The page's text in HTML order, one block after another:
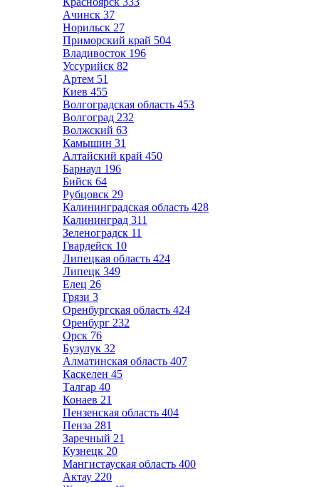
Ачинск 37
Норильск 27
Приморский край 504
Владивосток 196
Уссурийск 82
Артем 51
Киев 455
Волгоградская область 453
Волгоград 232
Волжский 63
Камышин 31
Алтайский край 450
Барнаул 196
Бийск 64
Рубцовск 29
Калининградская область 428
Калининград 311
Зеленоградск 11
Гвардейск 10
Липецкая область 424
Липецк 349
Елец 26
Грязи 3
Оренбургская область 424
Оренбург 232
Орск 76
Бузулук 32
Алматинская область 407
Каскелен 45
Талгар 40
Конаев 21
Пензенская область 404
Пенза 281
Заречный 21
Кузнецк 20
Мангистауская область 400
Актау 220